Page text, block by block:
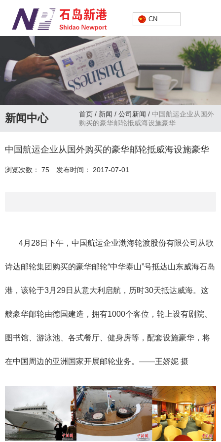
CN
新闻中心 首页 / 新闻 / 公司新闻 / 中国航运企业从国外
购买的豪华邮轮抵威海设施豪华
中国航运企业从国外购买的豪华邮轮抵威海设施豪华
浏览次数： 75 发布时间： 2017-07-01
4月28日下午，中国航运企业渤海轮渡股份有限公司从歌
诗达邮轮集团购买的豪华邮轮“中华泰山”号抵达山东威海石岛
港，该轮于3月29日从意大利启航，历时30天抵达威海。这
艘豪华邮轮由德国建造，拥有1000个客位，轮上设有剧院、
图书馆、游泳池、各式餐厅、健身房等，配套设施豪华，将
在中国周边的亚洲国家开展邮轮业务。——王娇妮 摄